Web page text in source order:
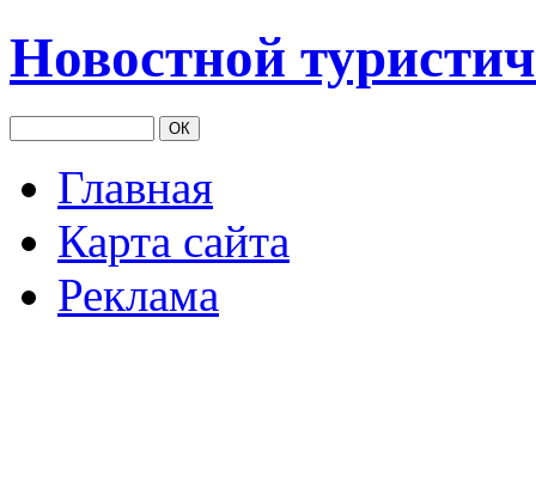
Новостной
Главная
Карта сайта
Реклама